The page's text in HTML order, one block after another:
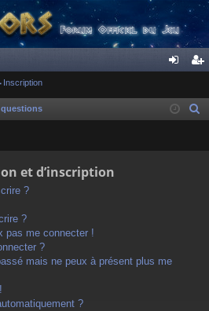
ne cri
Inscription
et d’inscription
?
?
pas me connecter !
?
mais ne peux à présent plus me
?